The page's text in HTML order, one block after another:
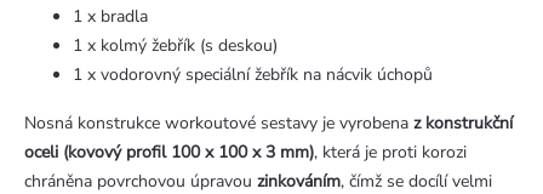
1 x bradla
1 x kolmý žebřík (s deskou)
1 x vodorovný speciální žebřík na nácvik úchopů
Nosná konstrukce workoutové sestavy je vyrobena z konstrukční
oceli (kovový profil 100 x 100 x 3 mm), která je proti korozi
chráněna povrchovou úpravou zinkováním, čímž se docílí velmi